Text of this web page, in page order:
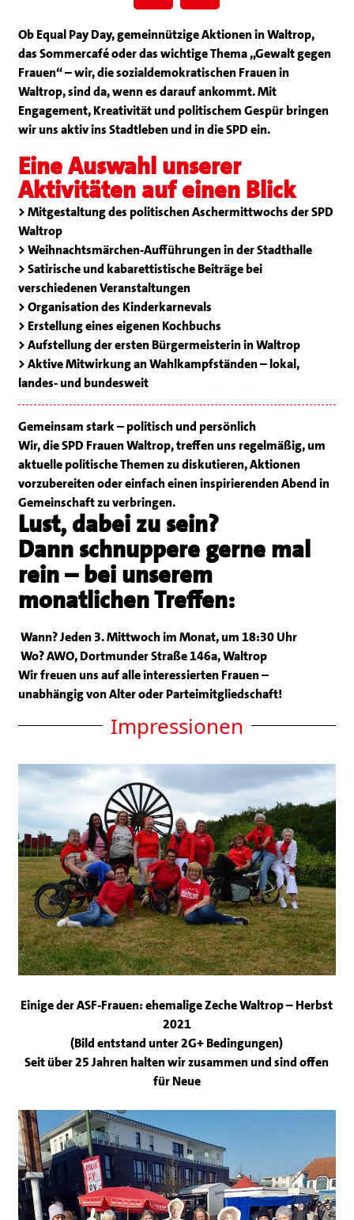
Ob Equal Pay Day, gemeinnützige Aktionen in Waltrop,
das Sommercafé oder das wichtige Thema „Gewalt gegen
Frauen“ – wir, die sozialdemokratischen Frauen in
Waltrop, sind da, wenn es darauf ankommt. Mit
Engagement, Kreativität und politischem Gespür bringen
wir uns aktiv ins Stadtleben und in die SPD ein.
Eine Auswahl unserer
Aktivitäten auf einen Blick
> Mitgestaltung des politischen Aschermittwochs der SPD
Waltrop
> Weihnachtsmärchen-Aufführungen in der Stadthalle
> Satirische und kabarettistische Beiträge bei
verschiedenen Veranstaltungen
> Organisation des Kinderkarnevals
> Erstellung eines eigenen Kochbuchs
> Aufstellung der ersten Bürgermeisterin in Waltrop
> Aktive Mitwirkung an Wahlkampfständen – lokal,
landes- und bundesweit
Gemeinsam stark – politisch und persönlich
Wir, die SPD Frauen Waltrop, treffen uns regelmäßig, um
aktuelle politische Themen zu diskutieren, Aktionen
vorzubereiten oder einfach einen inspirierenden Abend in
Gemeinschaft zu verbringen.
Lust, dabei zu sein?
Dann schnuppere gerne mal
rein – bei unserem
monatlichen Treffen:
Wann? Jeden 3. Mittwoch im Monat, um 18:30 Uhr
Wo? AWO, Dortmunder Straße 146a, Waltrop
Wir freuen uns auf alle interessierten Frauen –
unabhängig von Alter oder Parteimitgliedschaft!
Impressionen
Einige der ASF-Frauen: ehemalige Zeche Waltrop – Herbst
2021
(Bild entstand unter 2G+ Bedingungen)
Seit über 25 Jahren halten wir zusammen und sind offen
für Neue